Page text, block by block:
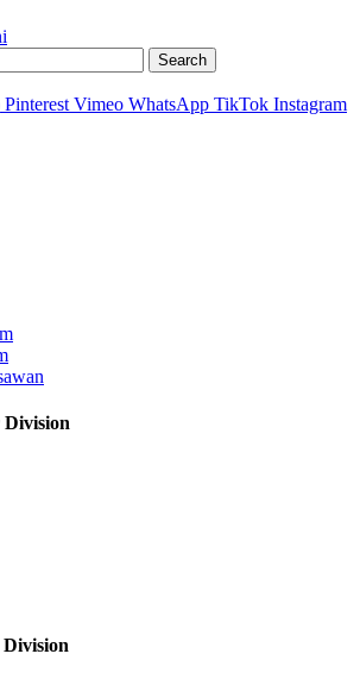
Pinterest Vimeo WhatsApp TikTok Instagram